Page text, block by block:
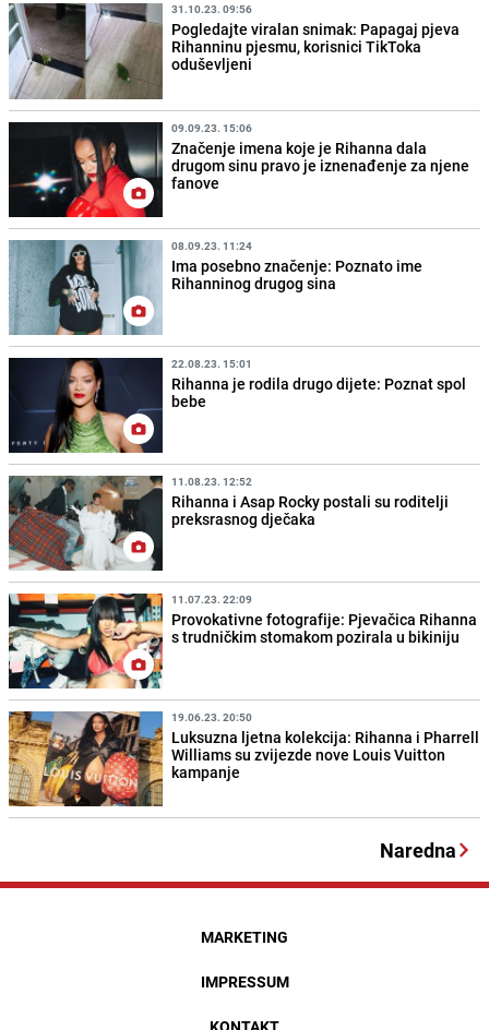
31.10.23. 09:56
Pogledajte viralan snimak: Papagaj pjeva
Rihanninu pjesmu, korisnici TikToka
oduševljeni
09.09.23. 15:06
Značenje imena koje je Rihanna dala
drugom sinu pravo je iznenađenje za njene
fanove
08.09.23. 11:24
Ima posebno značenje: Poznato ime
Rihanninog drugog sina
22.08.23. 15:01
Rihanna je rodila drugo dijete: Poznat spol
bebe
11.08.23. 12:52
Rihanna i Asap Rocky postali su roditelji
preksrasnog dječaka
11.07.23. 22:09
Provokativne fotografije: Pjevačica Rihanna
s trudničkim stomakom pozirala u bikiniju
19.06.23. 20:50
Luksuzna ljetna kolekcija: Rihanna i Pharrell
Williams su zvijezde nove Louis Vuitton
kampanje
Naredna
MARKETING
IMPRESSUM